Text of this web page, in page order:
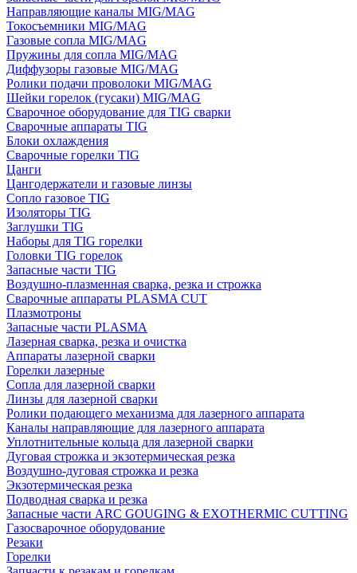
Направляющие каналы MIG/MAG
Токосъемники MIG/MAG
Газовые сопла MIG/MAG
Пружины для сопла MIG/MAG
Диффузоры газовые MIG/MAG
Ролики подачи проволоки MIG/MAG
Шейки горелок (гусаки) MIG/MAG
Сварочное оборудование для TIG сварки
Сварочные аппараты TIG
Блоки охлаждения
Сварочные горелки TIG
Цанги
Цангодержатели и газовые линзы
Сопло газовое TIG
Изоляторы TIG
Заглушки TIG
Наборы для TIG горелки
Головки TIG горелок
Запасные части TIG
Воздушно-плазменная сварка, резка и строжка
Сварочные аппараты PLASMA CUT
Плазмотроны
Запасные части PLASMA
Лазерная сварка, резка и очистка
Аппараты лазерной сварки
Горелки лазерные
Сопла для лазерной сварки
Линзы для лазерной сварки
Ролики подающего механизма для лазерного аппарата
Каналы направляющие для лазерного аппарата
Уплотнительные кольца для лазерной сварки
Дуговая строжка и экзотермическая резка
Воздушно-дуговая строжка и резка
Экзотермическая резка
Подводная сварка и резка
Запасные части ARC GOUGING & EXOTHERMIC CUTTING
Газосварочное оборудование
Резаки
Горелки